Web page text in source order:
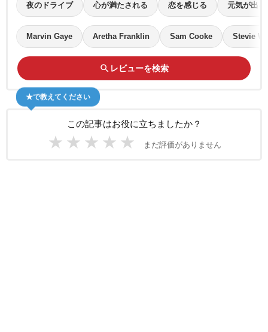
夜のドライブ 心が満たされる 恋を感じる 元気が出る
Marvin Gaye Aretha Franklin Sam Cooke Stevie
search レビューを検索
この記事はお役に立ちましたか？
★ ★ ★ ★ ★ まだ評価がありません
★で教えてください